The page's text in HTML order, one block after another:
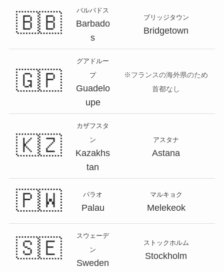
🇧🇧 バルバドス
Barbado
s
ブリッジタウン
Bridgetown
🇬🇵
グアドルー
プ
Guadelo
upe
※フランスの海外県のため
首都なし
🇰🇿
カザフスタ
ン
Kazakhs
tan
アスタナ
Astana
🇵🇼 パラオ
Palau
マルキョク
Melekeok
🇸🇪
スウェーデ
ン
Sweden
ストックホルム
Stockholm